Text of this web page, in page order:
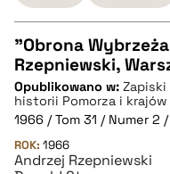
CZYSTY TEKST
pobierz cytat
"Obrona
Rzepniewski,
Opublikowano w:
historii Pomorza i
1966 / Tom 31 / Numer 2
ROK: 1966
Andrzej Rzepniewski